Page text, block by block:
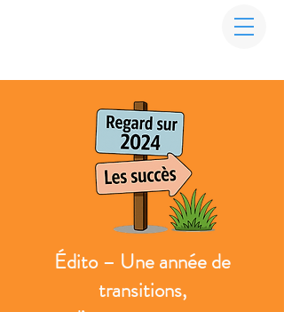
Édito – Une année de
transitions,